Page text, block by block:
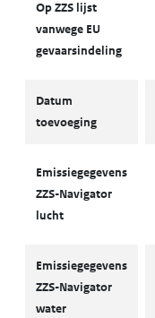
Op ZZS lijst
vanwege EU
gevaarsindeling
Datum
toevoeging
Emissiegegevens
ZZS-Navigator
lucht
Emissiegegevens
ZZS-Navigator
water